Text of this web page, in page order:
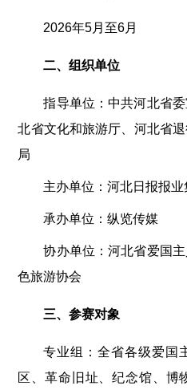
2026年5月至6月
二、组织单位
指导单位：中共河北省
北省文化和旅游厅、河北省
局
主办单位：河北日报报业
承办单位：纵览传媒
协办单位：河北省爱国
色旅游协会
三、参赛对象
专业组：全省各级爱国
区、革命旧址、纪念馆、博